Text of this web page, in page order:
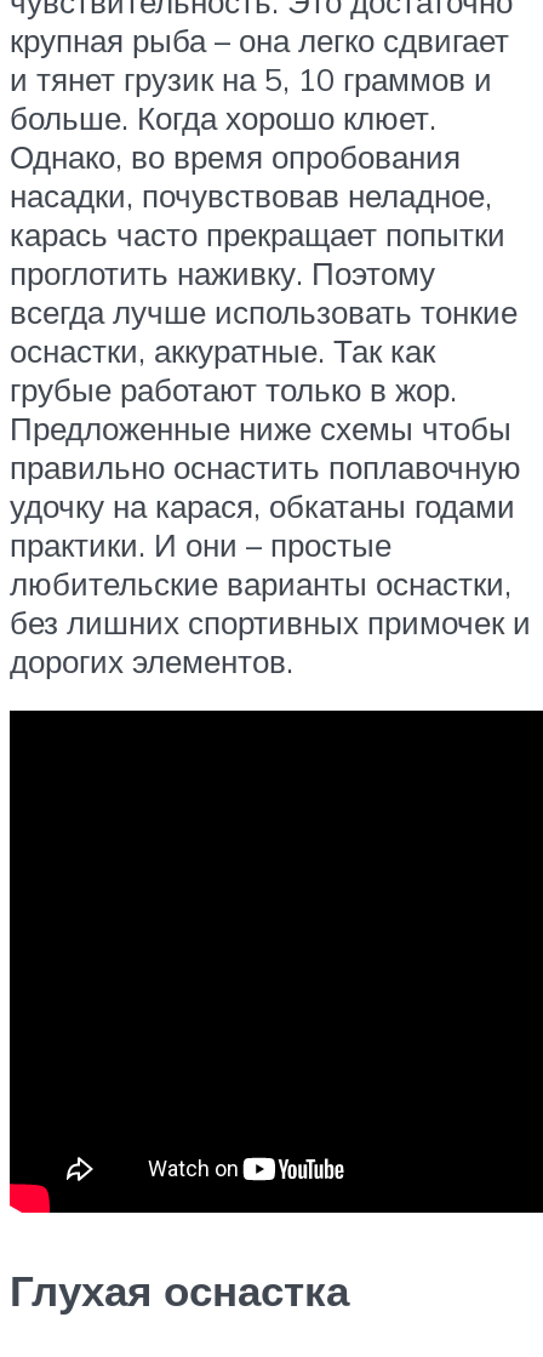
крупная рыба – она легко сдвигает
и тянет грузик на 5, 10 граммов и
больше. Когда хорошо клюет.
Однако, во время опробования
насадки, почувствовав неладное,
карась часто прекращает попытки
проглотить наживку. Поэтому
всегда лучше использовать тонкие
оснастки, аккуратные. Так как
грубые работают только в жор.
Предложенные ниже схемы чтобы
правильно оснастить поплавочную
удочку на карася, обкатаны годами
практики. И они – простые
любительские варианты оснастки,
без лишних спортивных примочек и
дорогих элементов.
Глухая оснастка